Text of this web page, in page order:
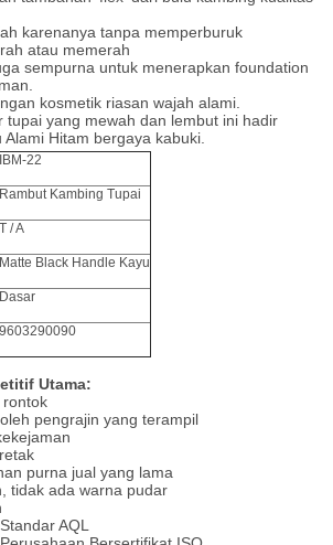
karenanya tanpa memperburuk
atau memerah
sempurna untuk menerapkan foundation
kosmetik riasan wajah alami.
tupai yang mewah dan lembut ini hadir
Hitam bergaya kabuki.
IBM-22
Rambut Kambing Tupai
T / A
Matte Black Handle Kayu
Dasar
9603290090
Utama:
rontok
pengrajin yang terampil
purna jual yang lama
tidak ada warna pudar
AQL